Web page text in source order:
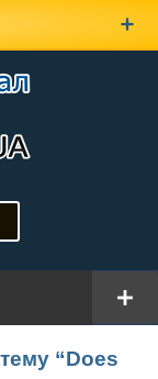
“Does